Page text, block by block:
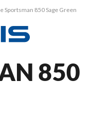
Sportsman 850 Sage Green
850